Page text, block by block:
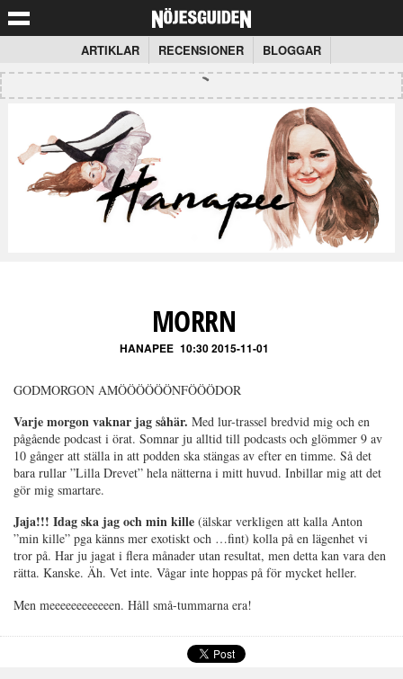
ARTIKLAR RECENSIONER BLOGGAR
MORRN
HANAPEE 10:30 2015-11-01
GODMORGON AMÖÖÖÖÖÖNFÖÖÖDOR
Varje morgon vaknar jag såhär. Med lur-trassel bredvid mig och en
pågående podcast i örat. Somnar ju alltid till podcasts och glömmer 9 av
10 gånger att ställa in att podden ska stängas av efter en timme. Så det
bara rullar ”Lilla Drevet” hela nätterna i mitt huvud. Inbillar mig att det
gör mig smartare.
Jaja!!! Idag ska jag och min kille (älskar verkligen att kalla Anton
”min kille” pga känns mer exotiskt och …fint) kolla på en lägenhet vi
tror på. Har ju jagat i flera månader utan resultat, men detta kan vara den
rätta. Kanske. Äh. Vet inte. Vågar inte hoppas på för mycket heller.
Men meeeeeeeeeeeen. Håll små-tummarna era!